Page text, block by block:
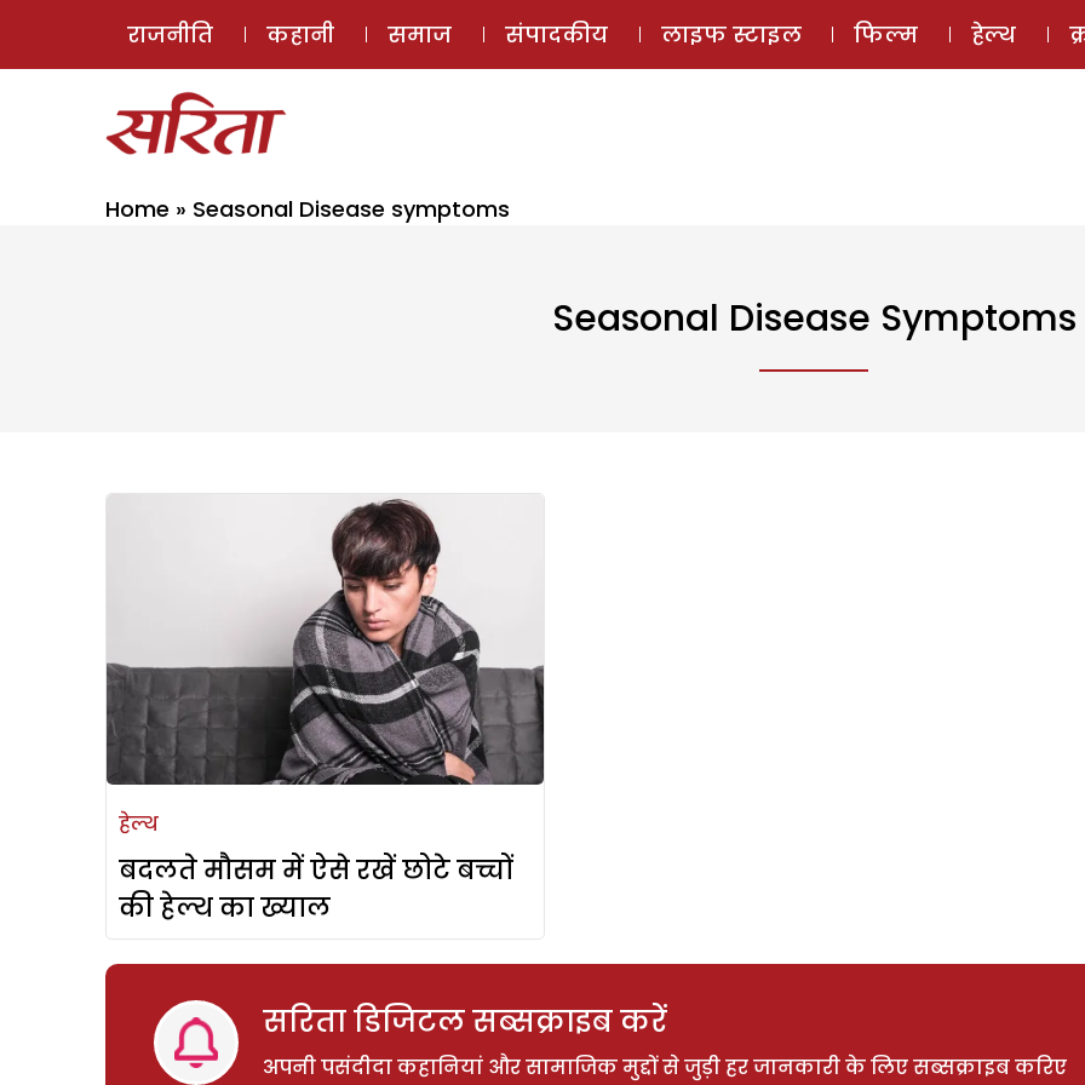
ई-मैगज़ीन
राजनीति कहानी समाज संपादकीय लाइफ स्टाइल फिल्म हेल्थ
Home » Seasonal Disease symptoms
Seasonal Disease Symptoms
हेल्थ
बदलते मौसम में ऐसे रखें छोटे बच्चों
की हेल्थ का ख्याल
सरिता डिजिटल सब्सक्राइब करें
अपनी पसंदीदा कहानियां और सामाजिक मुद्दों से जुड़ी हर जानकारी के लिए सब्सक्राइब करिए